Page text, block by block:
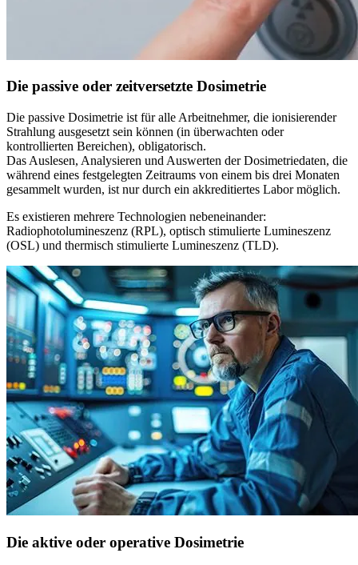
Die passive oder zeitversetzte Dosimetrie
Die passive Dosimetrie ist für alle Arbeitnehmer, die ionisierender
Strahlung ausgesetzt sein können (in überwachten oder
kontrollierten Bereichen), obligatorisch.
Das Auslesen, Analysieren und Auswerten der Dosimetriedaten, die
während eines festgelegten Zeitraums von einem bis drei Monaten
gesammelt wurden, ist nur durch ein akkreditiertes Labor möglich.
Es existieren mehrere Technologien nebeneinander:
Radiophotolumineszenz (RPL), optisch stimulierte Lumineszenz
(OSL) und thermisch stimulierte Lumineszenz (TLD).
Die aktive oder operative Dosimetrie